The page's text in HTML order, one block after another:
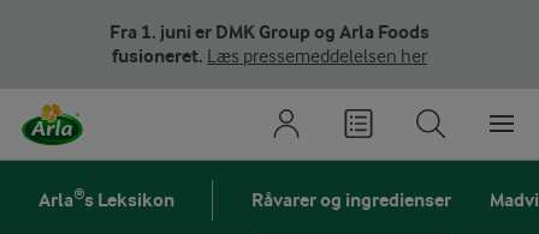
Fra 1. juni er DMK Group og Arla Foods
fusioneret. Læs pressemeddelelsen her
Arla®s Leksikon Råvarer og ingredienser